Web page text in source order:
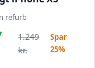
refurb
1.249
kr.
Spar
25%